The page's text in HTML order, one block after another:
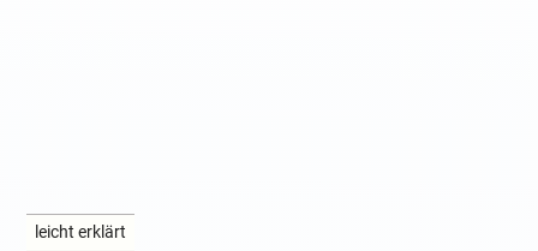
leicht erklärt